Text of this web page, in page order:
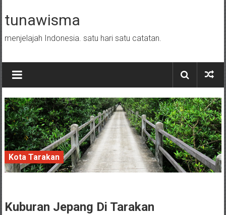
tunawisma
menjelajah Indonesia. satu hari satu catatan.
Kota Tarakan
Kuburan Jepang Di Tarakan